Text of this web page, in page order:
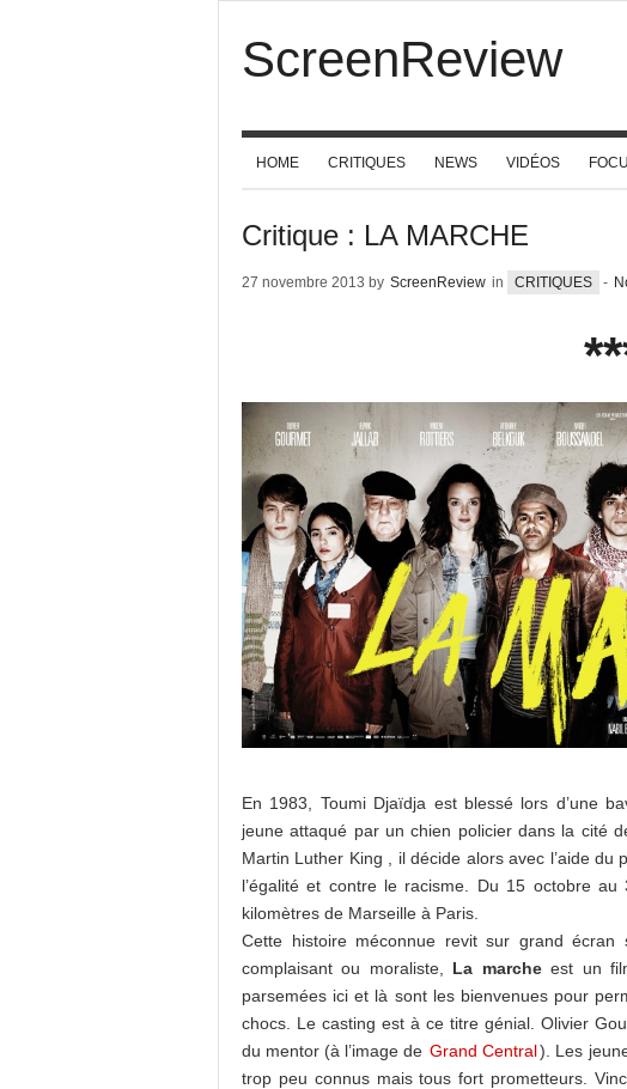
ScreenReview
HOME CRITIQUES NEWS VIDÉOS
Critique : LA MARCHE
27 novembre 2013 by ScreenReview in CRITIQUES -
En 1983, Toumi Djaïdja est blessé lors d’une
jeune attaqué par un chien policier dans la cité
Martin Luther King , il décide alors avec l’aide du
l’égalité et contre le racisme. Du 15 octobre
kilomètres de Marseille à Paris.
Cette histoire méconnue revit sur grand
complaisant ou moraliste, La marcheest un
parsemées ici et là sont les bienvenues pour
chocs. Le casting est à ce titre génial. Olivier
du mentor (à l’image de Grand Central). Les
trop peu connus mais tous fort prometteurs.